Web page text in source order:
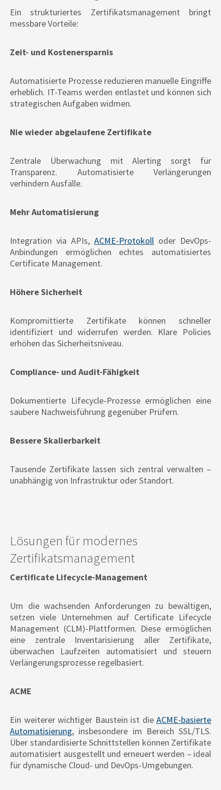
Ein strukturiertes Zertifikatsmanagement bringt
messbare Vorteile:
Zeit- und Kostenersparnis
Automatisierte Prozesse reduzieren manuelle Eingriffe
erheblich. IT-Teams werden entlastet und können sich
strategischen Aufgaben widmen.
Nie wieder abgelaufene Zertifikate
Zentrale Überwachung mit Alerting sorgt für
Transparenz. Automatisierte Verlängerungen
verhindern Ausfälle.
Mehr Automatisierung
Integration via APIs, ACME-Protokoll oder DevOps-
Anbindungen ermöglichen echtes automatisiertes
Certificate Management.
Höhere Sicherheit
Kompromittierte Zertifikate können schneller
identifiziert und widerrufen werden. Klare Policies
erhöhen das Sicherheitsniveau.
Compliance- und Audit-Fähigkeit
Dokumentierte Lifecycle-Prozesse ermöglichen eine
saubere Nachweisführung gegenüber Prüfern.
Bessere Skalierbarkeit
Tausende Zertifikate lassen sich zentral verwalten –
unabhängig von Infrastruktur oder Standort.
Lösungen für modernes
Zertifikatsmanagement
Certificate Lifecycle-Management
Um die wachsenden Anforderungen zu bewältigen,
setzen viele Unternehmen auf Certificate Lifecycle
Management (CLM)-Plattformen. Diese ermöglichen
eine zentrale Inventarisierung aller Zertifikate,
überwachen Laufzeiten automatisiert und steuern
Verlängerungsprozesse regelbasiert.
ACME
Ein weiterer wichtiger Baustein ist die ACME-basierte
Automatisierung, insbesondere im Bereich SSL/TLS.
Über standardisierte Schnittstellen können Zertifikate
automatisiert ausgestellt und erneuert werden – ideal
für dynamische Cloud- und DevOps-Umgebungen.